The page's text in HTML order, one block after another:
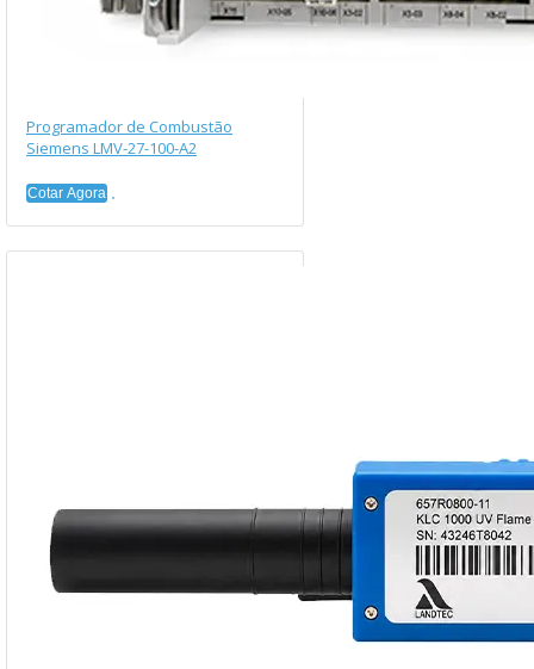
Programador de Combustão
Siemens LMV-27-100-A2
Cotar Agora